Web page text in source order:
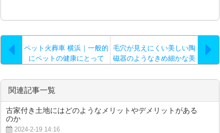
ペット火葬車 横浜｜一般的
にペットの健康にとって
毛穴が見えにくい美しい陶
磁器のようなきめ細かな美
関連記事一覧
古家付き土地にはどのようなメリットやデメリットがある
のか
2024-2-19 14:16